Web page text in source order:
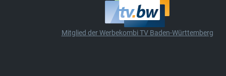
Mitglied der Werbekombi TV Baden-Württemberg